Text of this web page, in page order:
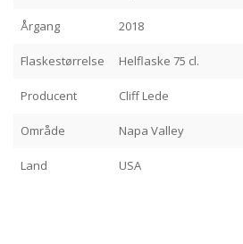
Årgang 2018
Flaskestørrelse Helflaske 75 cl.
Producent Cliff Lede
Område Napa Valley
Land USA